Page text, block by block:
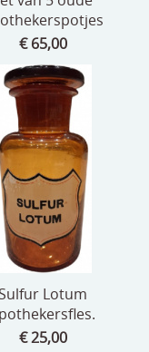
€ 65,00
Sulfur Lotum
€ 25,00